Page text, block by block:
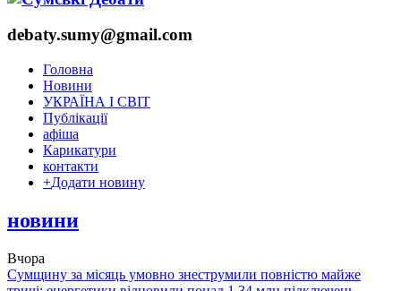
debaty.sumy@gmail.com
Головна
Новини
УКРАЇНА І СВІТ
Публікації
афіша
Карикатури
контакти
+Додати новину
новини
Вчора
Сумщину за місяць умовно знеструмили повністю майже